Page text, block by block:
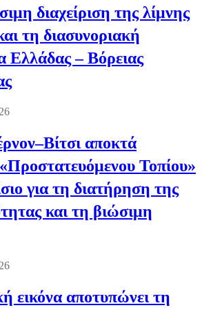
διαχείριση της λίμνης
τη διασυνοριακή
Ελλάδας – Βόρειας
αποκτά
Τοπίου»
για τη διατήρηση της
και τη βιώσιμη
εικόνα αποτυπώνει τη